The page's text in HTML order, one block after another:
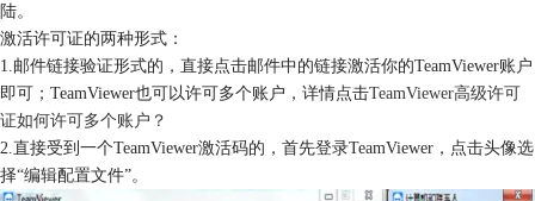
陆。
激活许可证的两种形式：
1.邮件链接验证形式的，直接点击邮件中的链接激活你的TeamViewer账户
即可；TeamViewer也可以许可多个账户，详情点击TeamViewer高级许可
证如何许可多个账户？
2.直接受到一个TeamViewer激活码的，首先登录TeamViewer，点击头像选
择“编辑配置文件”。